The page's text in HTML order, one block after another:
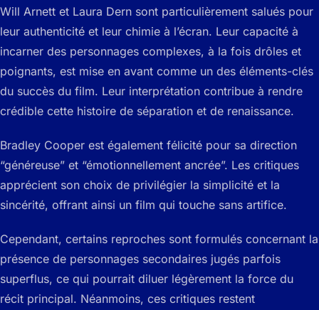
Will Arnett et Laura Dern sont particulièrement salués pour
leur authenticité et leur chimie à l’écran. Leur capacité à
incarner des personnages complexes, à la fois drôles et
poignants, est mise en avant comme un des éléments-clés
du succès du film. Leur interprétation contribue à rendre
crédible cette histoire de séparation et de renaissance.
Bradley Cooper est également félicité pour sa direction
“généreuse” et “émotionnellement ancrée”. Les critiques
apprécient son choix de privilégier la simplicité et la
sincérité, offrant ainsi un film qui touche sans artifice.
Cependant, certains reproches sont formulés concernant la
présence de personnages secondaires jugés parfois
superflus, ce qui pourrait diluer légèrement la force du
récit principal. Néanmoins, ces critiques restent